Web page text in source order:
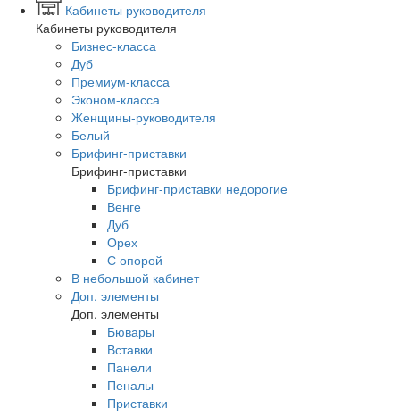
Кабинеты руководителя
Кабинеты руководителя
Бизнес-класса
Дуб
Премиум-класса
Эконом-класса
Женщины-руководителя
Белый
Брифинг-приставки
Брифинг-приставки
Брифинг-приставки недорогие
Венге
Дуб
Орех
С опорой
В небольшой кабинет
Доп. элементы
Доп. элементы
Бювары
Вставки
Панели
Пеналы
Приставки